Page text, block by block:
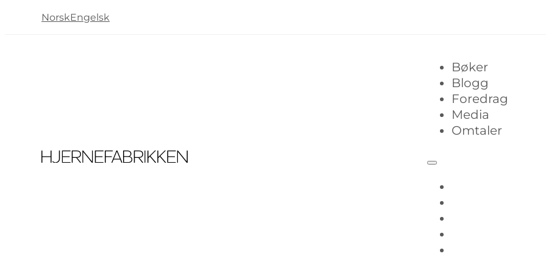
NorskEngelsk
Bøker
Blogg
Foredrag
Media
Omtaler